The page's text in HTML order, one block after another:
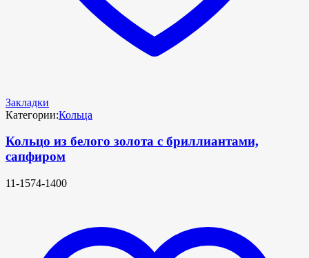
Закладки
Категории:Кольца
Кольцо из белого золота с бриллиантами,
сапфиром
11-1574-1400